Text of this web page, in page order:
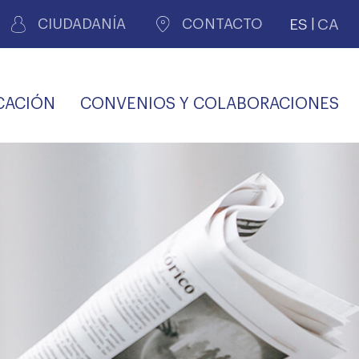
CIUDADANÍA CONTACTO ES CA
CONVENIOS Y COLABORACIONES
PERSONAL LABORAL
COMLL
SALUD Y APOYO AL
AGENCIA DE
VIDA
PROFESIONAL
OFERTAS Y
TRANSPARENCIA
TRÁMITES CONSULTA
MÉDICA